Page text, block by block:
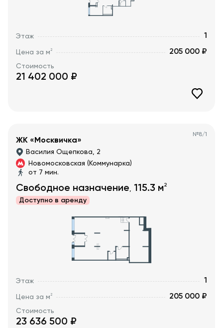
Этаж 1
Цена за м2 205 000 ₽
Стоимость
21 402 000 ₽
№8/1
ЖК «Москвичка»
Василия Ощепкова, 2
Новомосковская (Коммунарка)
от 7 мин.
Свободное назначение, 115.3 м2
Доступно в аренду
Этаж 1
Цена за м2 205 000 ₽
Стоимость
23 636 500 ₽